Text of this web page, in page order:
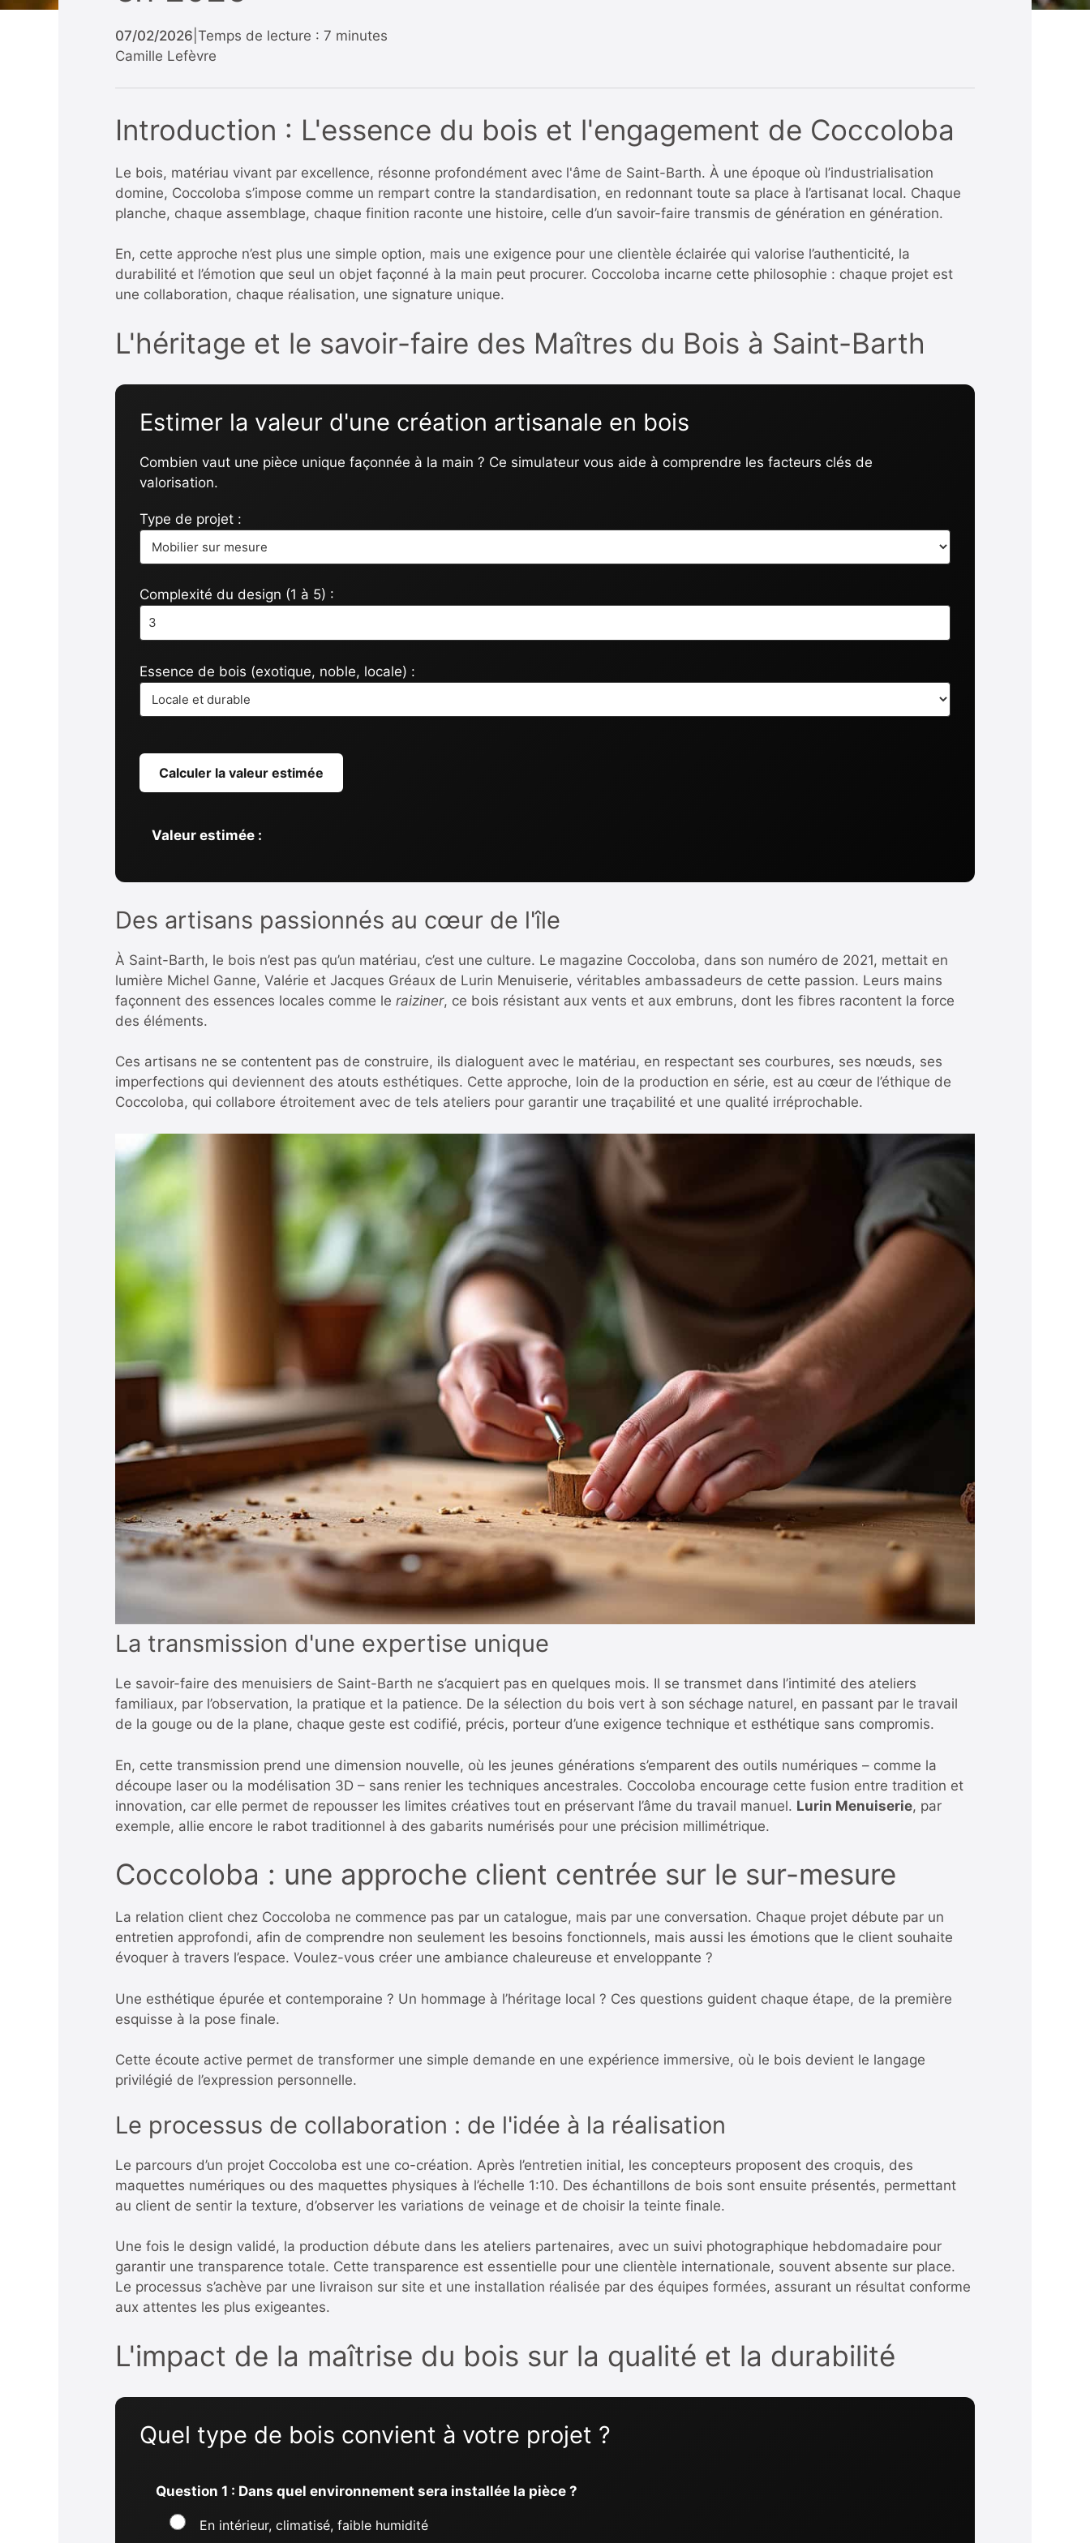
07/02/2026 Temps de lecture : 7 minutes
Camille Lefèvre
Introduction : L'essence du bois et l'engagement de Coccoloba
Le bois, matériau vivant par excellence, résonne profondément avec l'âme de Saint-Barth. À une époque où l’industrialisation
domine, Coccoloba s’impose comme un rempart contre la standardisation, en redonnant toute sa place à l’artisanat local. Chaque
planche, chaque assemblage, chaque finition raconte une histoire, celle d’un savoir-faire transmis de génération en génération.
En, cette approche n’est plus une simple option, mais une exigence pour une clientèle éclairée qui valorise l’authenticité, la
durabilité et l’émotion que seul un objet façonné à la main peut procurer. Coccoloba incarne cette philosophie : chaque projet est
une collaboration, chaque réalisation, une signature unique.
L'héritage et le savoir-faire des Maîtres du Bois à Saint-Barth
Estimer la valeur d'une création artisanale en bois
Combien vaut une pièce unique façonnée à la main ? Ce simulateur vous aide à comprendre les facteurs clés de
valorisation.
Type de projet :
Complexité du design (1 à 5) :
Essence de bois (exotique, noble, locale) :
Calculer la valeur estimée
Valeur estimée :
Des artisans passionnés au cœur de l'île
À Saint-Barth, le bois n’est pas qu’un matériau, c’est une culture. Le magazine Coccoloba, dans son numéro de 2021, mettait en
lumière Michel Ganne, Valérie et Jacques Gréaux de Lurin Menuiserie, véritables ambassadeurs de cette passion. Leurs mains
façonnent des essences locales comme le raiziner, ce bois résistant aux vents et aux embruns, dont les fibres racontent la force
des éléments.
Ces artisans ne se contentent pas de construire, ils dialoguent avec le matériau, en respectant ses courbures, ses nœuds, ses
imperfections qui deviennent des atouts esthétiques. Cette approche, loin de la production en série, est au cœur de l’éthique de
Coccoloba, qui collabore étroitement avec de tels ateliers pour garantir une traçabilité et une qualité irréprochable.
La transmission d'une expertise unique
Le savoir-faire des menuisiers de Saint-Barth ne s’acquiert pas en quelques mois. Il se transmet dans l’intimité des ateliers
familiaux, par l’observation, la pratique et la patience. De la sélection du bois vert à son séchage naturel, en passant par le travail
de la gouge ou de la plane, chaque geste est codifié, précis, porteur d’une exigence technique et esthétique sans compromis.
En, cette transmission prend une dimension nouvelle, où les jeunes générations s’emparent des outils numériques – comme la
découpe laser ou la modélisation 3D – sans renier les techniques ancestrales. Coccoloba encourage cette fusion entre tradition et
innovation, car elle permet de repousser les limites créatives tout en préservant l’âme du travail manuel. Lurin Menuiserie, par
exemple, allie encore le rabot traditionnel à des gabarits numérisés pour une précision millimétrique.
Coccoloba : une approche client centrée sur le sur-mesure
La relation client chez Coccoloba ne commence pas par un catalogue, mais par une conversation. Chaque projet débute par un
entretien approfondi, afin de comprendre non seulement les besoins fonctionnels, mais aussi les émotions que le client souhaite
évoquer à travers l’espace. Voulez-vous créer une ambiance chaleureuse et enveloppante ?
Une esthétique épurée et contemporaine ? Un hommage à l’héritage local ? Ces questions guident chaque étape, de la première
esquisse à la pose finale.
Cette écoute active permet de transformer une simple demande en une expérience immersive, où le bois devient le langage
privilégié de l’expression personnelle.
Le processus de collaboration : de l'idée à la réalisation
Le parcours d’un projet Coccoloba est une co-création. Après l’entretien initial, les concepteurs proposent des croquis, des
maquettes numériques ou des maquettes physiques à l’échelle 1:10. Des échantillons de bois sont ensuite présentés, permettant
au client de sentir la texture, d’observer les variations de veinage et de choisir la teinte finale.
Une fois le design validé, la production débute dans les ateliers partenaires, avec un suivi photographique hebdomadaire pour
garantir une transparence totale. Cette transparence est essentielle pour une clientèle internationale, souvent absente sur place.
Le processus s’achève par une livraison sur site et une installation réalisée par des équipes formées, assurant un résultat conforme
aux attentes les plus exigeantes.
L'impact de la maîtrise du bois sur la qualité et la durabilité
Quel type de bois convient à votre projet ?
Question 1 : Dans quel environnement sera installée la pièce ?
En intérieur, climatisé, faible humidité